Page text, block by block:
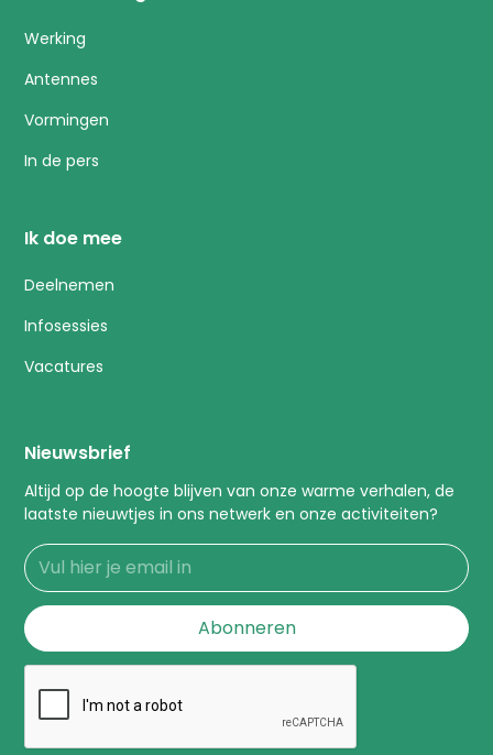
Werking
Antennes
Vormingen
In de pers
Ik doe mee
Deelnemen
Infosessies
Vacatures
Nieuwsbrief
Altijd op de hoogte blijven van onze warme verhalen, de
laatste nieuwtjes in ons netwerk en onze activiteiten?